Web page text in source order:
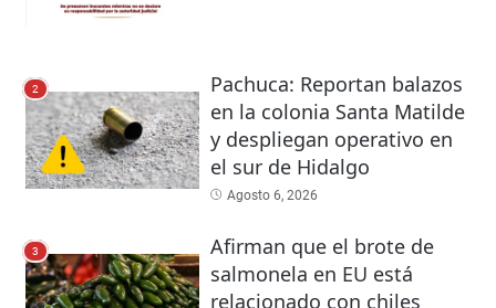
2
Pachuca: Reportan balazos
en la colonia Santa Matilde
y despliegan operativo en
el sur de Hidalgo
Agosto 6, 2026
3
Afirman que el brote de
salmonela en EU está
relacionado con chiles